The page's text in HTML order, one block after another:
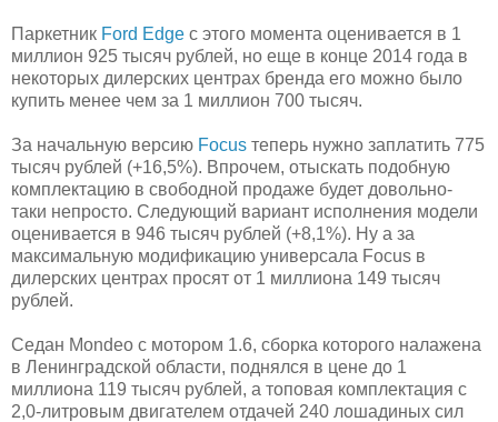
Паркетник Ford Edge с этого момента оценивается в 1
миллион 925 тысяч рублей, но еще в конце 2014 года в
некоторых дилерских центрах бренда его можно было
купить менее чем за 1 миллион 700 тысяч.
За начальную версию Focus теперь нужно заплатить 775
тысяч рублей (+16,5%). Впрочем, отыскать подобную
комплектацию в свободной продаже будет довольно-
таки непросто. Следующий вариант исполнения модели
оценивается в 946 тысяч рублей (+8,1%). Ну а за
максимальную модификацию универсала Focus в
дилерских центрах просят от 1 миллиона 149 тысяч
рублей.
Седан Mondeo с мотором 1.6, сборка которого налажена
в Ленинградской области, поднялся в цене до 1
миллиона 119 тысяч рублей, а топовая комплектация с
2,0-литровым двигателем отдачей 240 лошадиных сил